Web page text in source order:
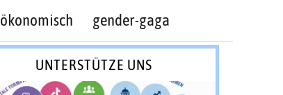
ökonomisch gender-gaga
UNTERSTÜTZE UNS